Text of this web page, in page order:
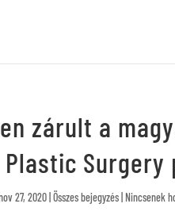
zárult a
Surgery
27, 2020 |Összes bejegyzés Nincsenek